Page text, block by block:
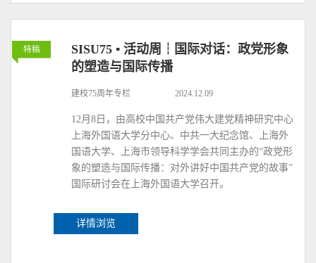
特稿
SISU75 ▪ 活动周┆国际对话：政党形象
的塑造与国际传播
建校75周年专栏 2024.12.09
12月8日，由高校中国共产党伟大建党精神研究中心
上海外国语大学分中心、中共一大纪念馆、上海外
国语大学、上海市领导科学学会共同主办的“政党形
象的塑造与国际传播：对外讲好中国共产党的故事”
国际研讨会在上海外国语大学召开。
详情浏览